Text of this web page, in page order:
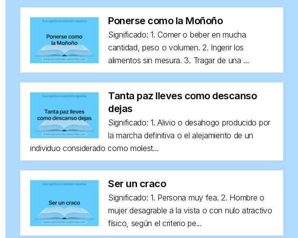
Ponerse como la Moñoño
Significado: 1. Comer o beber en mucha
cantidad, peso o volumen. 2. Ingerir los
alimentos sin mesura. 3. Tragar de una ...
Tanta paz lleves como descanso
dejas
Significado: 1. Alivio o desahogo producido por
la marcha definitiva o el alejamiento de un
individuo considerado como molest...
Ser un craco
Significado: 1. Persona muy fea. 2. Hombre o
mujer desagrable a la vista o con nulo atractivo
físico, según el criterio pe...